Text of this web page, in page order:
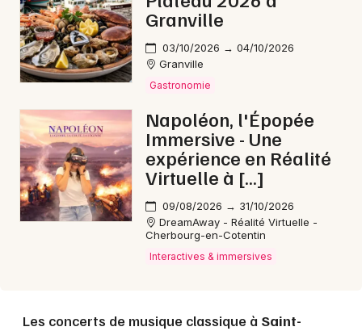
50 - Manche
Choisir mes départements
Mon email
Je m'abonne
Granville
03/10/2026 → 04/10/2026
Granville
Gastronomie
Napoléon, l'Épopée
Immersive - Une
expérience en Réalité
Virtuelle à […]
09/08/2026 → 31/10/2026
DreamAway - Réalité Virtuelle -
Cherbourg-en-Cotentin
Interactives & immersives
Les concerts de musique classique à Saint-